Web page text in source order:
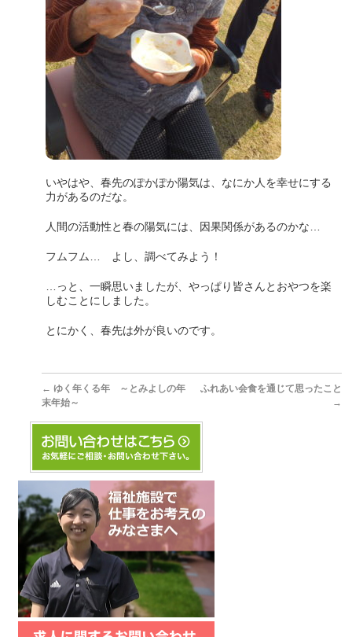
いやはや、春先のぽかぽか陽気は、なにか人を幸せにする
力があるのだな。
人間の活動性と春の陽気には、因果関係があるのかな…
フムフム… よし、調べてみよう！
…っと、一瞬思いましたが、やっぱり皆さんとおやつを楽
しむことにしました。
とにかく、春先は外が良いのです。
← ゆく年くる年 ～とみよしの年
末年始～
ふれあい会食を通じて思ったこと
→